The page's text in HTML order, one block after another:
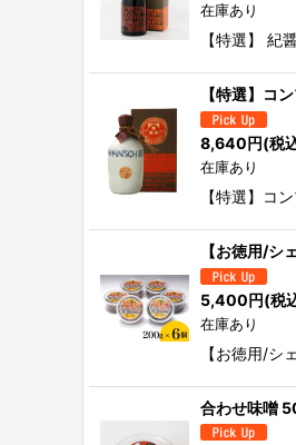
在庫あり
【特選】
【特選】コ
8,640円(税
在庫あり
【特選】コ
【お徳用/
5,400円(税
在庫あり
【お徳用/
合わせ味噌